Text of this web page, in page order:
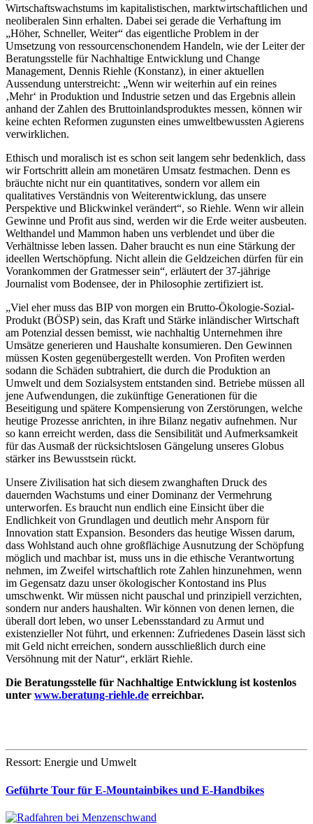
Wirtschaftswachstums im kapitalistischen, marktwirtschaftlichen und
neoliberalen Sinn erhalten. Dabei sei gerade die Verhaftung im
„Höher, Schneller, Weiter“ das eigentliche Problem in der
Umsetzung von ressourcenschonendem Handeln, wie der Leiter der
Beratungsstelle für Nachhaltige Entwicklung und Change
Management, Dennis Riehle (Konstanz), in einer aktuellen
Aussendung unterstreicht: „Wenn wir weiterhin auf ein reines
‚Mehr‘ in Produktion und Industrie setzen und das Ergebnis allein
anhand der Zahlen des Bruttoinlandsproduktes messen, können wir
keine echten Reformen zugunsten eines umweltbewussten Agierens
verwirklichen.
Ethisch und moralisch ist es schon seit langem sehr bedenklich, dass
wir Fortschritt allein am monetären Umsatz festmachen. Denn es
bräuchte nicht nur ein quantitatives, sondern vor allem ein
qualitatives Verständnis von Weiterentwicklung, das unsere
Perspektive und Blickwinkel verändert“, so Riehle. Wenn wir allein
Gewinne und Profit aus sind, werden wir die Erde weiter ausbeuten.
Welthandel und Mammon haben uns verblendet und über die
Verhältnisse leben lassen. Daher braucht es nun eine Stärkung der
ideellen Wertschöpfung. Nicht allein die Geldzeichen dürfen für ein
Vorankommen der Gratmesser sein“, erläutert der 37-jährige
Journalist vom Bodensee, der in Philosophie zertifiziert ist.
„Viel eher muss das BIP von morgen ein Brutto-Ökologie-Sozial-
Produkt (BÖSP) sein, das Kraft und Stärke inländischer Wirtschaft
am Potenzial dessen bemisst, wie nachhaltig Unternehmen ihre
Umsätze generieren und Haushalte konsumieren. Den Gewinnen
müssen Kosten gegenübergestellt werden. Von Profiten werden
sodann die Schäden subtrahiert, die durch die Produktion an
Umwelt und dem Sozialsystem entstanden sind. Betriebe müssen all
jene Aufwendungen, die zukünftige Generationen für die
Beseitigung und spätere Kompensierung von Zerstörungen, welche
heutige Prozesse anrichten, in ihre Bilanz negativ aufnehmen. Nur
so kann erreicht werden, dass die Sensibilität und Aufmerksamkeit
für das Ausmaß der rücksichtslosen Gängelung unseres Globus
stärker ins Bewusstsein rückt.
Unsere Zivilisation hat sich diesem zwanghaften Druck des
dauernden Wachstums und einer Dominanz der Vermehrung
unterworfen. Es braucht nun endlich eine Einsicht über die
Endlichkeit von Grundlagen und deutlich mehr Ansporn für
Innovation statt Expansion. Besonders das heutige Wissen darum,
dass Wohlstand auch ohne großflächige Ausnutzung der Schöpfung
möglich und machbar ist, muss uns in die ethische Verantwortung
nehmen, im Zweifel wirtschaftlich rote Zahlen hinzunehmen, wenn
im Gegensatz dazu unser ökologischer Kontostand ins Plus
umschwenkt. Wir müssen nicht pauschal und prinzipiell verzichten,
sondern nur anders haushalten. Wir können von denen lernen, die
überall dort leben, wo unser Lebensstandard zu Armut und
existenzieller Not führt, und erkennen: Zufriedenes Dasein lässt sich
mit Geld nicht erreichen, sondern ausschließlich durch eine
Versöhnung mit der Natur“, erklärt Riehle.
Die Beratungsstelle für Nachhaltige Entwicklung ist kostenlos
unter www.beratung-riehle.de erreichbar.
Ressort: Energie und Umwelt
Geführte Tour für E-Mountainbikes und E-Handbikes